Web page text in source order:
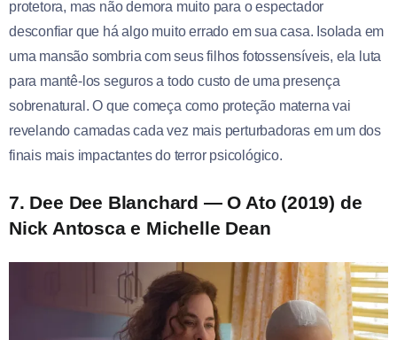
protetora, mas não demora muito para o espectador
desconfiar que há algo muito errado em sua casa. Isolada em
uma mansão sombria com seus filhos fotossensíveis, ela luta
para mantê-los seguros a todo custo de uma presença
sobrenatural. O que começa como proteção materna vai
revelando camadas cada vez mais perturbadoras em um dos
finais mais impactantes do terror psicológico.
7. Dee Dee Blanchard — O Ato (2019) de
Nick Antosca e Michelle Dean